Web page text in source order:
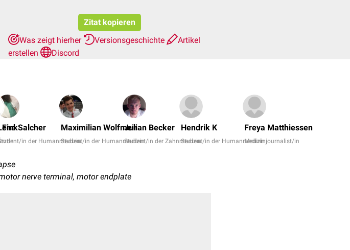
Zitat kopieren
Was zeigt hierher
Versionsgeschichte
Artikel
erstellen
Discord
FinkSalcher
in der Humanmedizin
Maximilian Wolfmeir
Student/in der Humanmedizin
Julian Becker
Student/in der Zahnmedizin
Hendrik K
Student/in der Humanmedizin
Freya Matthiessen
Medizinjournalist/in
nerve terminal, motor endplate